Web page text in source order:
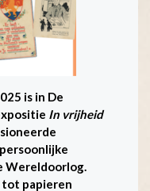
is in De
In vrijheid
Wereldoorlog.
tot papieren